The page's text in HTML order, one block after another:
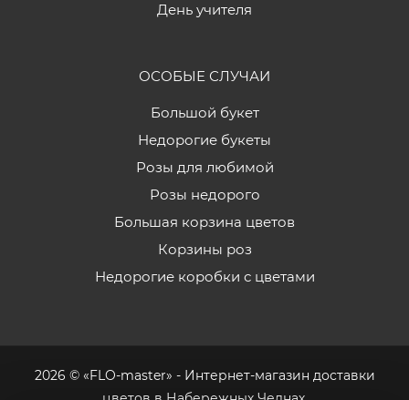
День учителя
ОСОБЫЕ СЛУЧАИ
Большой букет
Недорогие букеты
Розы для любимой
Розы недорого
Большая корзина цветов
Корзины роз
Недорогие коробки с цветами
2026 © «FLO-master» - Интернет-магазин доставки